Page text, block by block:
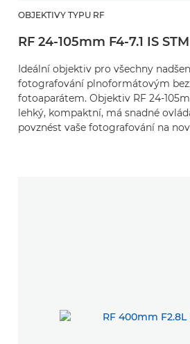
OBJEKTIVY TYPU RF
RF 24-105mm F4-7.1 IS STM
Ideální objektiv pro všechny
fotografování plnoformátovým
fotoaparátem. Objektiv RF 24-
lehký, kompaktní, má snadné
povznést vaše fotografování na